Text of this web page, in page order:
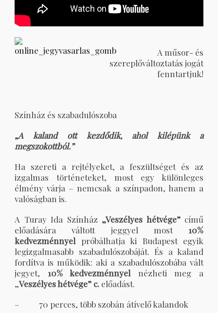
A műsor- és
szereplőváltoztatás jogát
fenntartjuk!
Színház és szabadulószoba
„A kaland ott kezdődik, ahol kilépünk a
megszokottból.”
Ha szereti a rejtélyeket, a feszültséget és az
izgalmas történeteket, most egy különleges
élmény várja – nemcsak a színpadon, hanem a
valóságban is.
A Turay Ida Színház „Veszélyes hétvége”című
előadására váltott jeggyel most 10%
kedvezménnyel próbálhatja ki Budapest egyik
legizgalmasabb szabadulószobáját. És a kaland
fordítva is működik: aki a szabadulószobába vált
jegyet, 10% kedvezménnyel nézheti meg a
„Veszélyes hétvége” c. előadást.
– 70 perces, több szobán átívelő kalandok